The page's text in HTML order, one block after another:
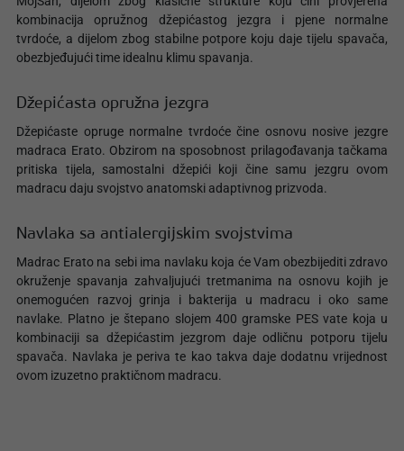
kombinacija opružnog džepićastog jezgra i pjene normalne
tvrdoće, a dijelom zbog stabilne potpore koju daje tijelu spavača,
obezbjeđujući time idealnu klimu spavanja.
Džepićasta opružna jezgra
Džepićaste opruge normalne tvrdoće čine osnovu nosive jezgre
madraca Erato. Obzirom na sposobnost prilagođavanja tačkama
pritiska tijela, samostalni džepići koji čine samu jezgru ovom
madracu daju svojstvo anatomski adaptivnog prizvoda.
Navlaka sa antialergijskim svojstvima
Madrac Erato na sebi ima navlaku koja će Vam obezbijediti zdravo
okruženje spavanja zahvaljujući tretmanima na osnovu kojih je
onemogućen razvoj grinja i bakterija u madracu i oko same
navlake. Platno je štepano slojem 400 gramske PES vate koja u
kombinaciji sa džepićastim jezgrom daje odličnu potporu tijelu
spavača. Navlaka je periva te kao takva daje dodatnu vrijednost
ovom izuzetno praktičnom madracu.